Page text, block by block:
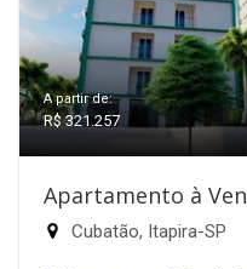
A partir de:
R$ 321.257
Apartamento à
Cubatão, Itapira-SP